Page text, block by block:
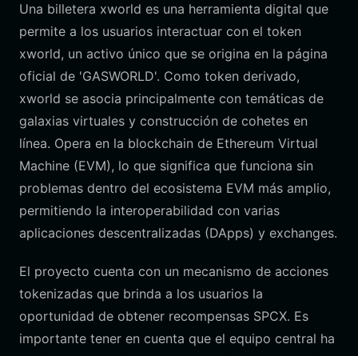
Una billetera xworld es una herramienta digital que
permite a los usuarios interactuar con el token
xworld, un activo único que se origina en la página
oficial de 'GASWORLD'. Como token derivado,
xworld se asocia principalmente con temáticas de
galaxias virtuales y construcción de cohetes en
línea. Opera en la blockchain de Ethereum Virtual
Machine (EVM), lo que significa que funciona sin
problemas dentro del ecosistema EVM más amplio,
permitiendo la interoperabilidad con varias
aplicaciones descentralizadas (DApps) y exchanges.
El proyecto cuenta con un mecanismo de acciones
tokenizadas que brinda a los usuarios la
oportunidad de obtener recompensas SPCX. Es
importante tener en cuenta que el equipo central ha